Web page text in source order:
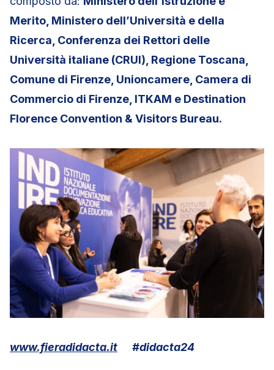
Merito, Ministero dell’Università e della
Ricerca, Conferenza dei Rettori delle
Università italiane (CRUI), Regione Toscana,
Comune di Firenze, Unioncamere, Camera di
Commercio di Firenze, ITKAM e Destination
Florence Convention & Visitors Bureau.
www.fieradidacta.it #didacta24